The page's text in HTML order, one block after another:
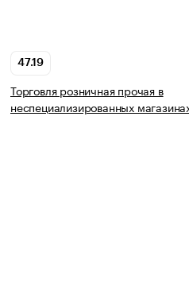
47.19
Торговля розничная прочая в
неспециализированных